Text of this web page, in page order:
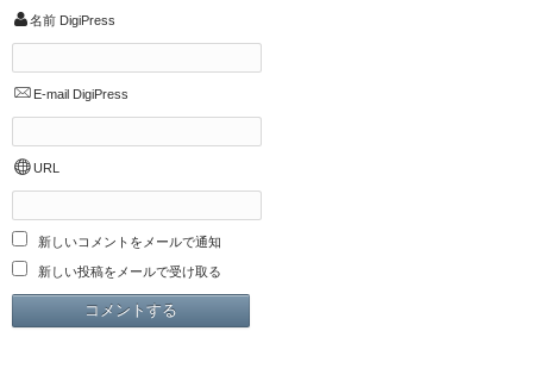
名前 DigiPress
E-mail DigiPress
URL
新しいコメントをメールで通知
新しい投稿をメールで受け取る